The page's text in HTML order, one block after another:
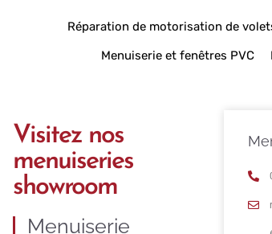
Réparation de motorisation de
Menuiserie et fenêtres PVC
Visitez nos
menuiseries
showroom
Menuiserie